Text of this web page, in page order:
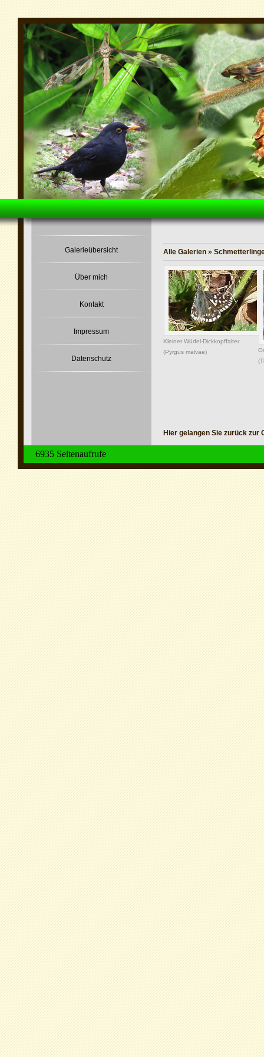
Galerieübersicht
Über mich
Kontakt
Impressum
Datenschutz
Alle Galerien »
Kleiner Würfel-Dickkopffalter
(Pyrgus malvae)
Hier gelangen Sie zurück zur